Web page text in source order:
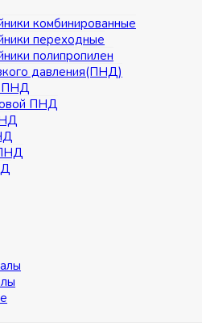
комбинированные
переходные
полипропилен
давления(ПНД)
ПНД
ПНД